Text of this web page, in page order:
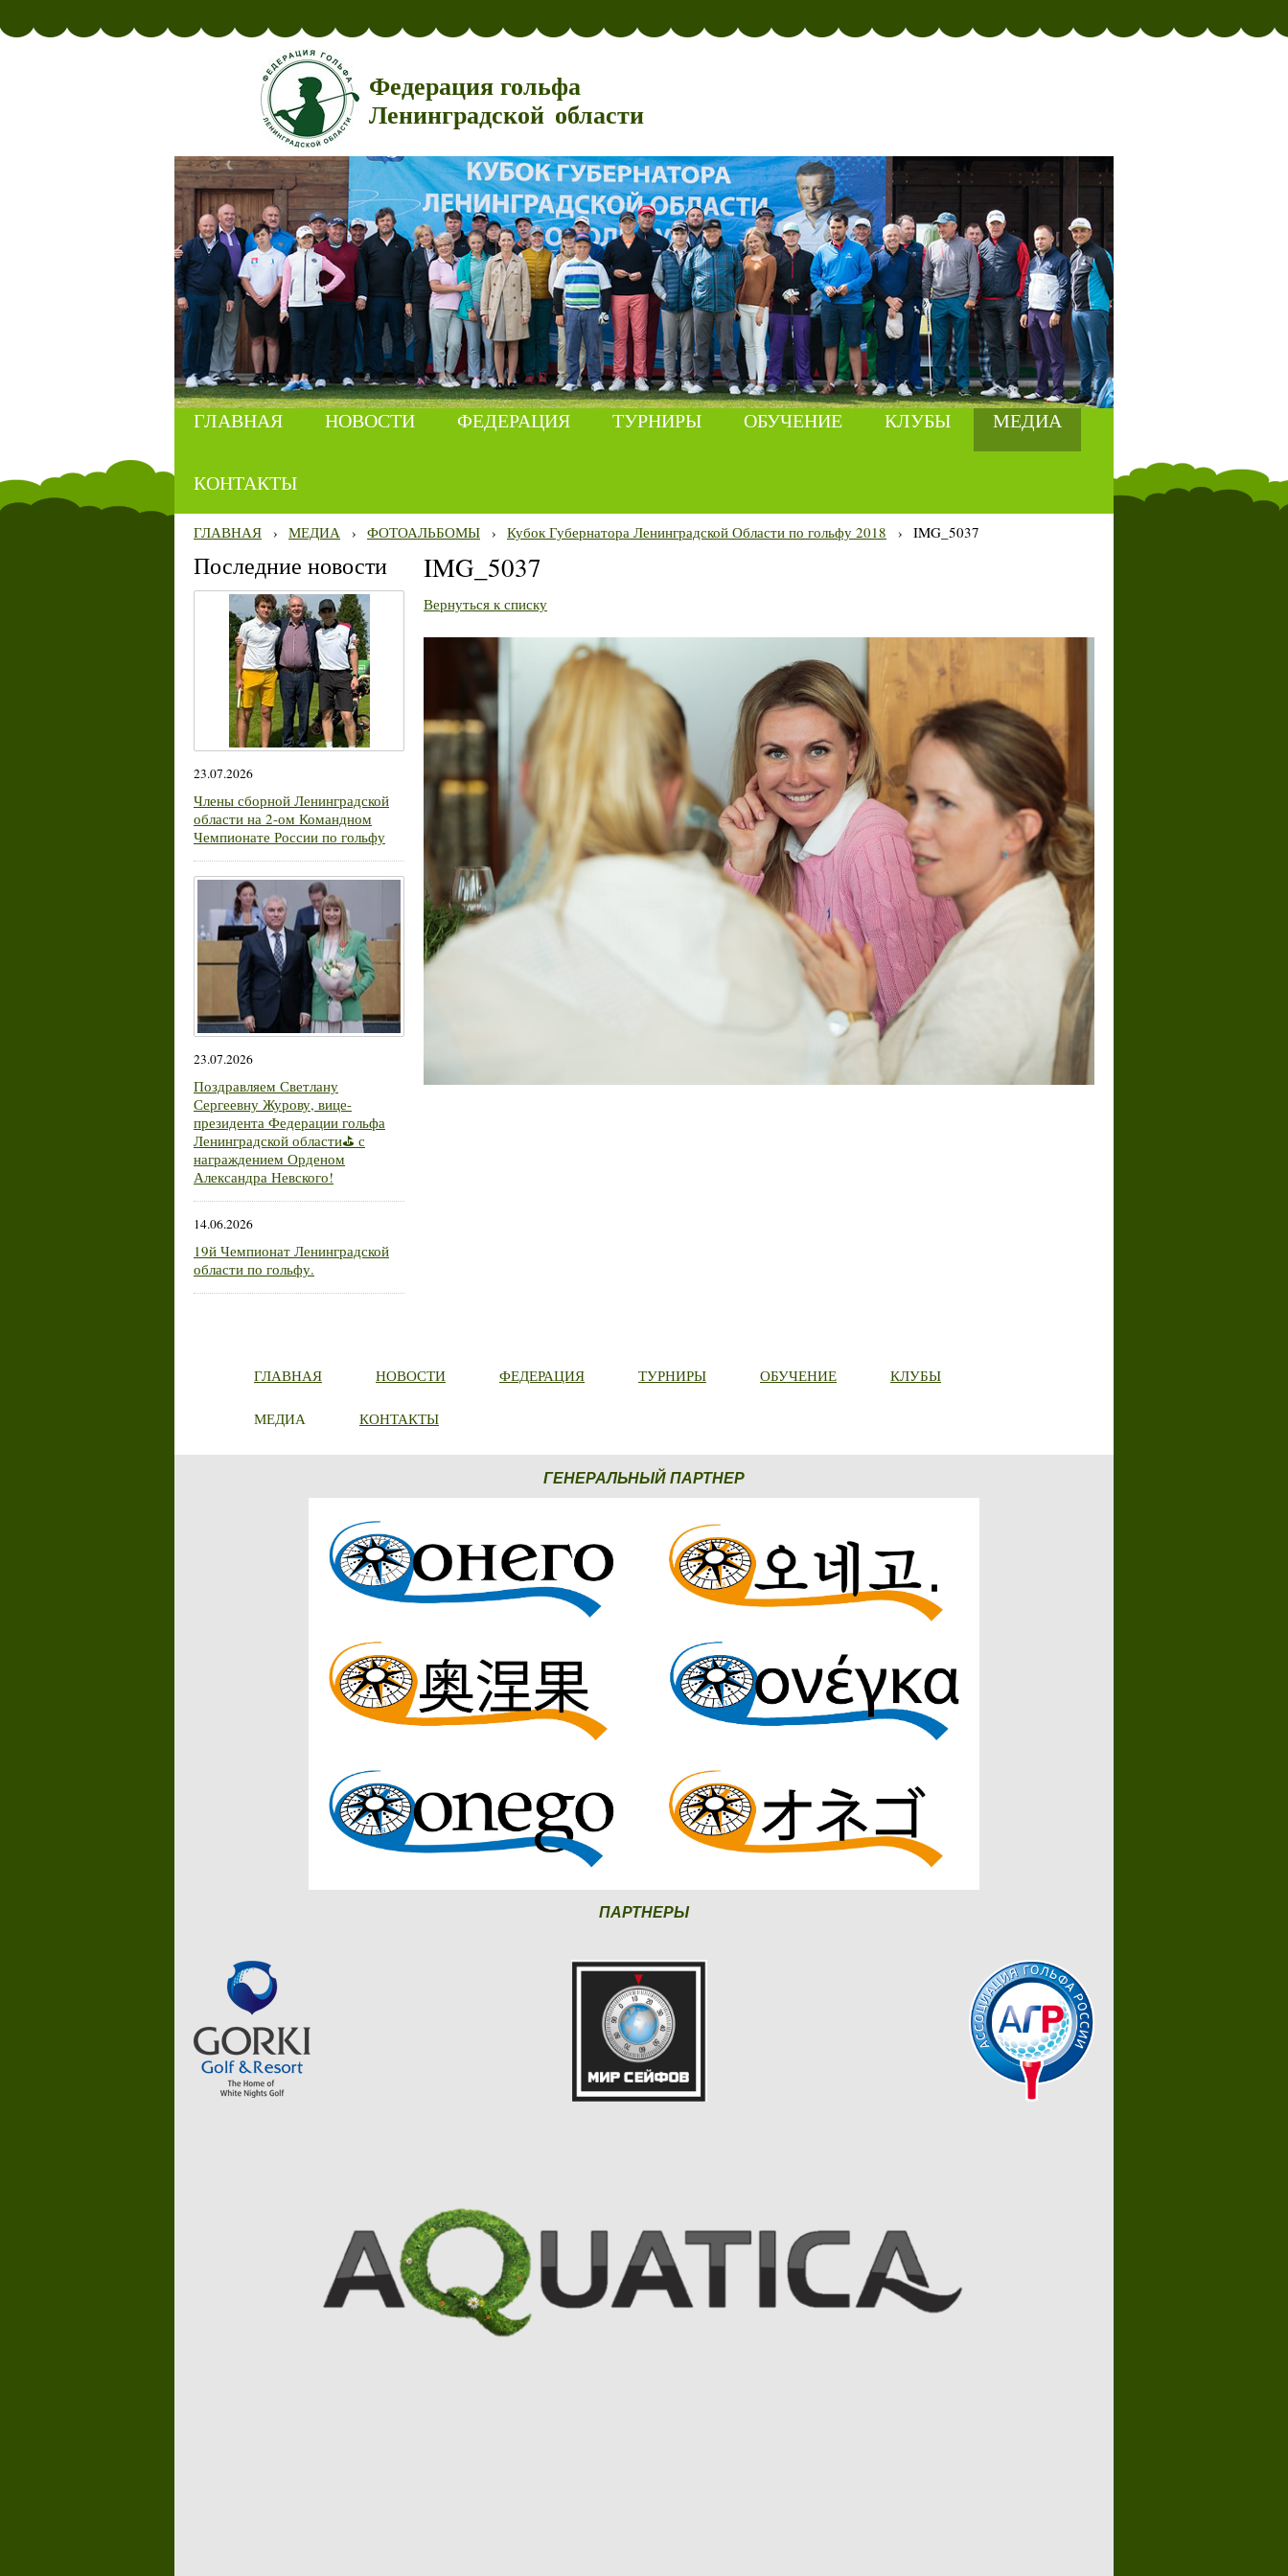
Федерация гольфа
Ленинградской области
ГЛАВНАЯ НОВОСТИ ФЕДЕРАЦИЯ ТУРНИРЫ ОБУЧЕНИЕ КЛУБЫ МЕДИА
КОНТАКТЫ
ГЛАВНАЯ › МЕДИА › ФОТОАЛЬБОМЫ › Кубок Губернатора Ленинградской Области по гольфу 2018 › IMG_5037
Последние новости
23.07.2026
Члены сборной Ленинградской
области на 2-ом Командном
Чемпионате России по гольфу
23.07.2026
Поздравляем Светлану
Сергеевну Журову, вице-
президента Федерации гольфа
Ленинградской области⛳ с
награждением Орденом
Александра Невского!
14.06.2026
19й Чемпионат Ленинградской
области по гольфу.
IMG_5037
Вернуться к списку
ГЛАВНАЯ НОВОСТИ ФЕДЕРАЦИЯ ТУРНИРЫ ОБУЧЕНИЕ КЛУБЫ
МЕДИА КОНТАКТЫ
ГЕНЕРАЛЬНЫЙ ПАРТНЕР
ПАРТНЕРЫ